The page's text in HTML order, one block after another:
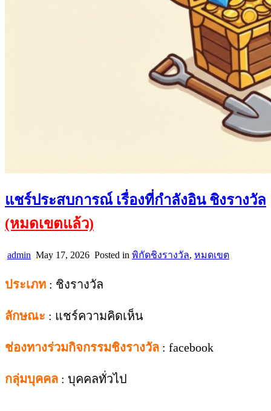
แชร์ประสบการณ์ เรื่องที่กำลังอิน ชิงรางวัล
(หมดเขตแล้ว)
admin May 17, 2026 Posted in พิกัดชิงรางวัล, หมดเขต
ประเภท : ชิงรางวัล
ลักษณะ : แชร์ความคิดเห็น
ช่องทางร่วมกิจกรรมชิงรางวัล : facebook
กลุ่มบุคคล : บุคคลทั่วไป